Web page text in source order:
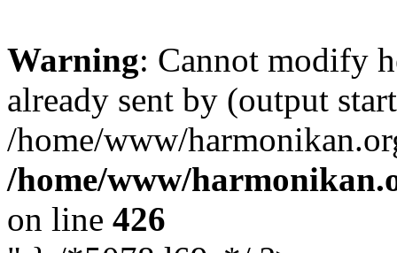
Warning: Cannot modify
already sent by (output
/home/www/
/home/www/
on line 426